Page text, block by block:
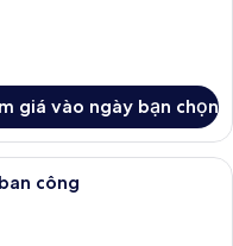
giá vào ngày bạn chọn
Superior, 1 giường cỡ king,
công